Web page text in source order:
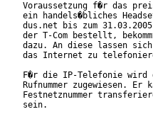
Voraussetzung f�r das
ein handels�bliches
dus.net bis zum
der T-Com bestellt,
dazu. An diese lassen
das Internet zu
F�r die IP-Telefonie wird
Rufnummer zugewiesen. Er
Festnetznummer
sein.